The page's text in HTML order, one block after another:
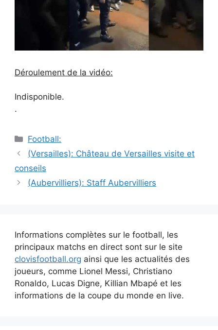
Déroulement de la vidéo:
Indisponible.
.
Catégories
Football:
Navigation
des
(Versailles): Château de Versailles visite et
conseils
(Aubervilliers): Staff Aubervilliers
Informations complètes sur le football, les
principaux matchs en direct sont sur le site
clovisfootball.org ainsi que les actualités des
joueurs, comme Lionel Messi, Christiano
Ronaldo, Lucas Digne, Killian Mbapé et les
informations de la coupe du monde en live.